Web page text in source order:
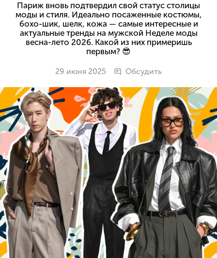
Париж вновь подтвердил свой статус столицы
моды и стиля. Идеально посаженные костюмы,
бохо-шик, шелк, кожа — самые интересные и
актуальные тренды на мужской Неделе моды
весна-лето 2026. Какой из них примеришь
первым? 😎
29 июня 2025 Обсудить